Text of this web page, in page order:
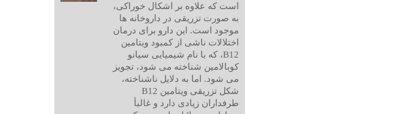
است که علاوه بر اشکال خوراکی،
به صورت تزریقی در داروخانه ها
موجود است. این دارو برای درمان
اختلالات ناشی از کمبود ویتامین
B12، که با نام شیمیایی سیانو
کوبالامین شناخته می شود، تجویز
می شود. اما به دلایل ناشناخته،
شکل تزریقی ویتامین B12
طرفداران زیادی دارد و غالبأ